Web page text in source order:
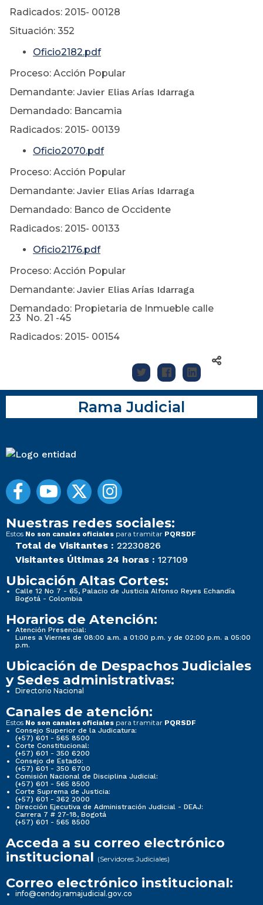
Radicados: 2015- 00128
Situación: 352
Oficio2182.pdf
Proceso: Acción Popular
Demandante: Javier Elias Arías Idarraga
Demandado: Bancamia
Radicados: 2015- 00139
Oficio2070.pdf
Proceso: Acción Popular
Demandante: Javier Elias Arías Idarraga
Demandado: Banco de Occidente
Radicados: 2015- 00133
Oficio2176.pdf
Proceso: Acción Popular
Demandante: Javier Elias Arías Idarraga
Demandado: Propietaria de Inmueble calle
23 No. 21 -45
Radicados: 2015- 00154
Rama Judicial
Nuestras redes sociales:
Estos No son canales oficiales para tramitar PQRSDF
Total de Visitantes : 22230826
Visitantes Últimas 24 horas : 127109
Ubicación Altas Cortes:
Calle 12 No 7 - 65, Palacio de Justicia Alfonso Reyes Echandía
Bogotá - Colombia
Horarios de Atención:
Atención Presencial:
Lunes a Viernes de 08:00 a.m. a 01:00 p.m. y de 02:00 p.m. a 05:00
p.m.
Ubicación de Despachos Judiciales
y Sedes administrativas:
Directorio Nacional
Canales de atención:
Estos No son canales oficiales para tramitar PQRSDF
Consejo Superior de la Judicatura:
(+57) 601 - 565 8500
Corte Constitucional:
(+57) 601 - 350 6200
Consejo de Estado:
(+57) 601 - 350 6700
Comisión Nacional de Disciplina Judicial:
(+57) 601 - 565 8500
Corte Suprema de Justicia:
(+57) 601 - 362 2000
Dirección Ejecutiva de Administración Judicial - DEAJ:
Carrera 7 # 27-18, Bogotá
(+57) 601 - 565 8500
Acceda a su correo electrónico
institucional (Servidores Judiciales)
Correo electrónico institucional:
info@cendoj.ramajudicial.gov.co